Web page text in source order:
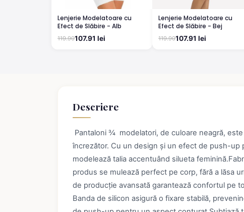
Lenjerie Modelatoare cu
Efect de Slăbire - Alb
119.90107.91 lei
Lenjerie Modelatoare cu
Efect de Slăbire - Bej
119.90107.91 lei
Descriere
Pantaloni ¾ modelatori, de culoare neagră,
încrezător. Cu un design și un efect de push-up
modelează talia accentuând silueta
produs se mulează perfect pe corp, fără a lăsa
de producție avansată garantează confortul pe
Banda de silicon asigură o fixare stabilă,